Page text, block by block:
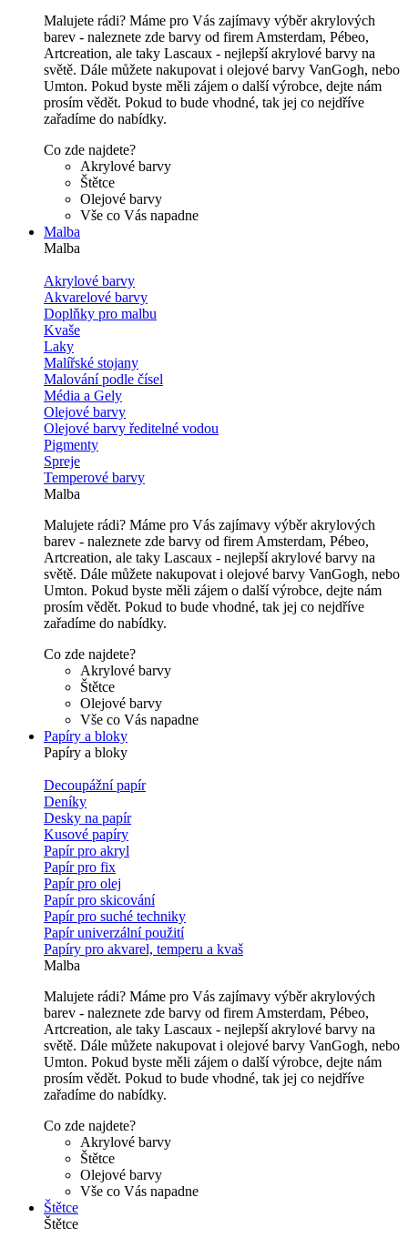
Malujete rádi? Máme pro Vás zajímavy výběr akrylových
barev - naleznete zde barvy od firem Amsterdam, Pébeo,
Artcreation, ale taky Lascaux - nejlepší akrylové barvy na
světě. Dále můžete nakupovat i olejové barvy VanGogh, nebo
Umton. Pokud byste měli zájem o další výrobce, dejte nám
prosím vědět. Pokud to bude vhodné, tak jej co nejdříve
zařadíme do nabídky.
Co zde najdete?
Akrylové barvy
Štětce
Olejové barvy
Vše co Vás napadne
Malba
Malba
Akrylové barvy
Akvarelové barvy
Doplňky pro malbu
Kvaše
Laky
Malířské stojany
Malování podle čísel
Média a Gely
Olejové barvy
Olejové barvy ředitelné vodou
Pigmenty
Spreje
Temperové barvy
Malba
Malujete rádi? Máme pro Vás zajímavy výběr akrylových
barev - naleznete zde barvy od firem Amsterdam, Pébeo,
Artcreation, ale taky Lascaux - nejlepší akrylové barvy na
světě. Dále můžete nakupovat i olejové barvy VanGogh, nebo
Umton. Pokud byste měli zájem o další výrobce, dejte nám
prosím vědět. Pokud to bude vhodné, tak jej co nejdříve
zařadíme do nabídky.
Co zde najdete?
Akrylové barvy
Štětce
Olejové barvy
Vše co Vás napadne
Papíry a bloky
Papíry a bloky
Decoupážní papír
Deníky
Desky na papír
Kusové papíry
Papír pro akryl
Papír pro fix
Papír pro olej
Papír pro skicování
Papír pro suché techniky
Papír univerzální použití
Papíry pro akvarel, temperu a kvaš
Malba
Malujete rádi? Máme pro Vás zajímavy výběr akrylových
barev - naleznete zde barvy od firem Amsterdam, Pébeo,
Artcreation, ale taky Lascaux - nejlepší akrylové barvy na
světě. Dále můžete nakupovat i olejové barvy VanGogh, nebo
Umton. Pokud byste měli zájem o další výrobce, dejte nám
prosím vědět. Pokud to bude vhodné, tak jej co nejdříve
zařadíme do nabídky.
Co zde najdete?
Akrylové barvy
Štětce
Olejové barvy
Vše co Vás napadne
Štětce
Štětce